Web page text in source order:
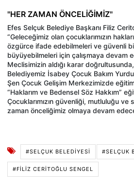
"HER ZAMAN ÖNCELİĞİMİZ"
Efes Selçuk Belediye Başkanı Filiz
“Geleceğimiz olan çocuklarımızın
özgürce ifade edebilmeleri ve güvenli
büyüyebilmeleri için çalışmaya devam
Meclisimizin aldığı karar
Belediyemiz İsabey Çocuk Bakım
Şen Çocuk Gelişim Merkezimizde
“Haklarım ve Bedensel Söz Hakkım”
Çocuklarımızın güvenliği, mutluluğu ve
zaman önceliğimiz olmaya devam
#SELÇUK BELEDIYESI #SELÇUK
#FILIZ CERITOĞLU SENGEL